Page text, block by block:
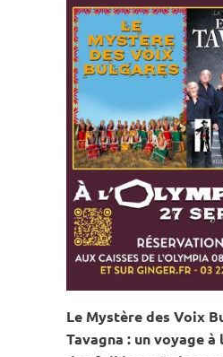
Le Mystère des Voix
Tavagna : un voyage